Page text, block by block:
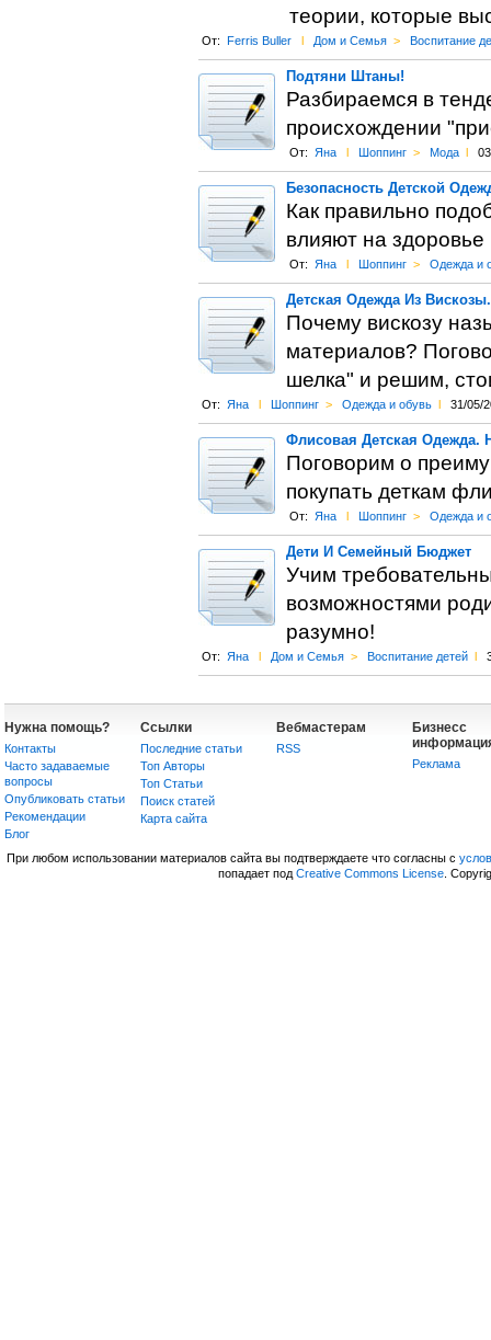
теории, которые
От: Ferris Buller l Дом и Семья > Воспитание
Подтяни Штаны!
Разбираемся в
происхождении
От: Яна l Шоппинг > Мода l
Безопасность Детской
Как правильно
влияют на
От: Яна l Шоппинг > Одежда и
Детская Одежда Из
Почему вискозу
материалов?
шелка" и решим,
От: Яна l Шоппинг > Одежда и обувь l 31/05/
Флисовая Детская Одежда.
Поговорим о
покупать деткам
От: Яна l Шоппинг > Одежда и
Дети И Семейный Бюджет
Учим
возможностями
разумно!
От: Яна l Дом и Семья > Воспитание детей l
Нужна помощь?
Контакты
Часто задаваемые
вопросы
Опубликовать статьи
Рекомендации
Блог
Ссылки
Последние статьи
Топ Авторы
Топ Статьи
Поиск статей
Карта сайта
Вебмастерам
RSS
Бизнесс
Реклама
При любом использовании материалов сайта вы подтверждаете что согласны с
попадает под Creative Commons License.